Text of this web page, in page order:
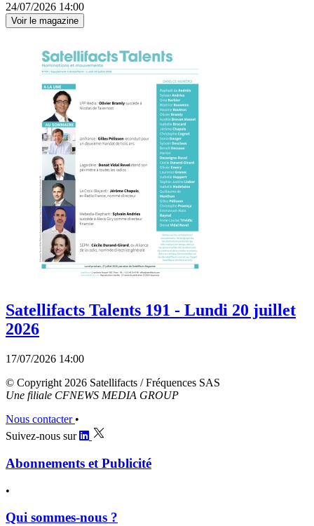
24/07/2026 14:00
Voir le magazine
Satellifacts Talents 191 - Lundi 20 juillet
2026
17/07/2026 14:00
© Copyright 2026 Satellifacts / Fréquences SAS
Une filiale CFNEWS MEDIA GROUP
Nous contacter •
Suivez-nous sur
Abonnements et Publicité
•
Qui sommes-nous ?